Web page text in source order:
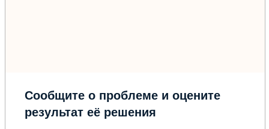
Сообщите о проблеме и оцените
результат её решения